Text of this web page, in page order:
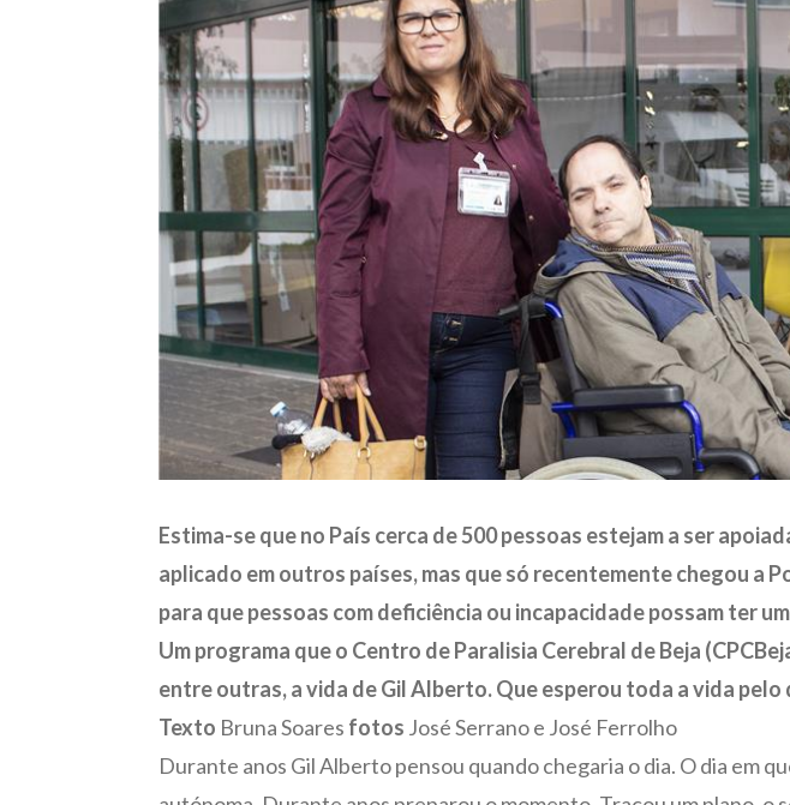
Estima-se que no País cerca de 500 pessoas estejam a ser
aplicado em outros países, mas que só recentemente chegou
para que pessoas com deficiência ou incapacidade possam ter
Um programa que o Centro de Paralisia Cerebral de Beja
entre outras, a vida de Gil Alberto. Que esperou toda a vida
Texto Bruna Soares fotos José Serrano e José Ferrolho
Durante anos Gil Alberto pensou quando chegaria o dia. O dia em